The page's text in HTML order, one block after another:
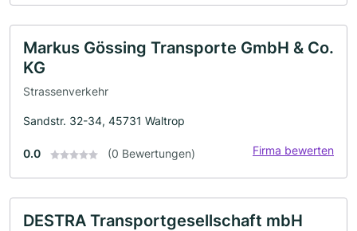
Markus Gössing Transporte GmbH & Co.
KG
Strassenverkehr
Sandstr. 32-34, 45731 Waltrop
0.0 (0 Bewertungen) Firma bewerten
DESTRA Transportgesellschaft mbH